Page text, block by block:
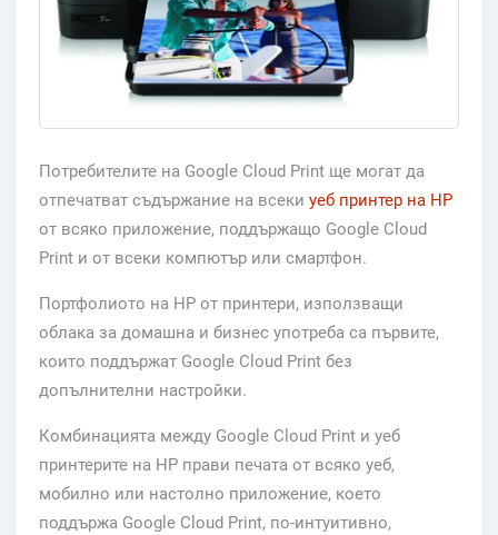
Потребителите на Google Cloud Print ще могат да
отпечатват съдържание на всеки уеб принтер на НР
от всяко приложение, поддържащо Google Cloud
Print и от всеки компютър или смартфон.
Портфолиото на НР от принтери, използващи
облака за домашна и бизнес употреба са първите,
които поддържат Google Cloud Print без
допълнителни настройки.
Комбинацията между Google Cloud Print и уеб
принтерите на HP прави печата от всяко уеб,
мобилно или настолно приложение, което
поддържа Google Cloud Print, по-интуитивно,